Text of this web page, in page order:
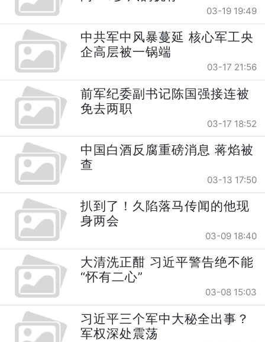
03-19 19:49
中共军中风暴蔓延 核心军工央
企高层被一锅端
03-17 21:56
前军纪委副书记陈国强接连被
免去两职
03-17 18:52
中国白酒反腐重磅消息 蒋焰被
查
03-13 17:50
扒到了！久陷落马传闻的他现
身两会
03-09 18:40
大清洗正酣 习近平警告绝不能
“怀有二心”
03-08 15:03
习近平三个军中大秘全出事？
军权深处震荡